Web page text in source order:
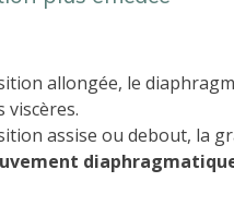
allongée, le
viscères.
assise ou debout, la